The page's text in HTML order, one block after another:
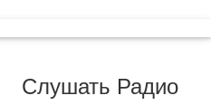
Слушать Радио